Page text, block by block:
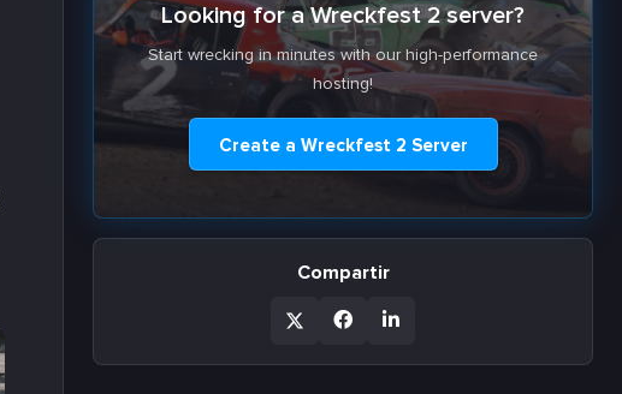
Looking for a Wreckfest 2 server?
Start wrecking in minutes with our high-performance
hosting!
Create a Wreckfest 2 Server
Compartir